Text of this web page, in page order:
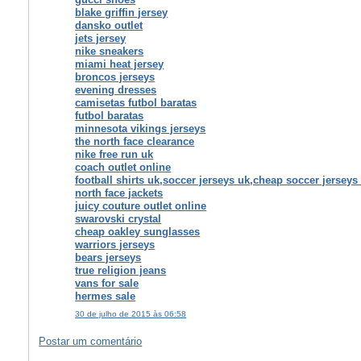
blake griffin jersey
dansko outlet
jets jersey
nike sneakers
miami heat jersey
broncos jerseys
evening dresses
camisetas futbol baratas
futbol baratas
minnesota vikings jerseys
the north face clearance
nike free run uk
coach outlet online
football shirts uk,soccer jerseys uk,cheap soccer jerseys
north face jackets
juicy couture outlet online
swarovski crystal
cheap oakley sunglasses
warriors jerseys
bears jerseys
true religion jeans
vans for sale
hermes sale
30 de julho de 2015 às 06:58
Postar um comentário